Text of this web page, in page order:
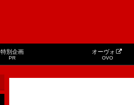
特別企画
PR
オーヴォ
OVO